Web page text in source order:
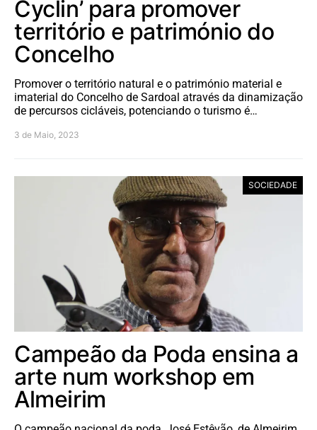
Cyclin’ para promover
território e património do
Concelho
Promover o território natural e o património material e
imaterial do Concelho de Sardoal através da dinamização
de percursos cicláveis, potenciando o turismo é…
3 de Maio, 2023
SOCIEDADE
Campeão da Poda ensina a
arte num workshop em
Almeirim